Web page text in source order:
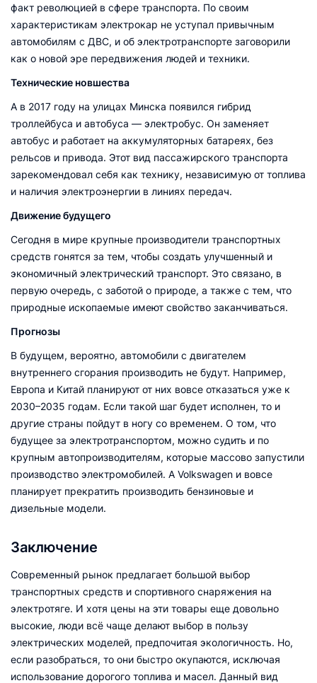
факт революцией в сфере транспорта. По своим
характеристикам электрокар не уступал привычным
автомобилям с ДВС, и об электротранспорте заговорили
как о новой эре передвижения людей и техники.
Технические новшества
А в 2017 году на улицах Минска появился гибрид
троллейбуса и автобуса — электробус. Он заменяет
автобус и работает на аккумуляторных батареях, без
рельсов и привода. Этот вид пассажирского транспорта
зарекомендовал себя как технику, независимую от топлива
и наличия электроэнергии в линиях передач.
Движение будущего
Сегодня в мире крупные производители транспортных
средств гонятся за тем, чтобы создать улучшенный и
экономичный электрический транспорт. Это связано, в
первую очередь, с заботой о природе, а также с тем, что
природные ископаемые имеют свойство заканчиваться.
Прогнозы
В будущем, вероятно, автомобили с двигателем
внутреннего сгорания производить не будут. Например,
Европа и Китай планируют от них вовсе отказаться уже к
2030–2035 годам. Если такой шаг будет исполнен, то и
другие страны пойдут в ногу со временем. О том, что
будущее за электротранспортом, можно судить и по
крупным автопроизводителям, которые массово запустили
производство электромобилей. А Volkswagen и вовсе
планирует прекратить производить бензиновые и
дизельные модели.
Заключение
Современный рынок предлагает большой выбор
транспортных средств и спортивного снаряжения на
электротяге. И хотя цены на эти товары еще довольно
высокие, люди всё чаще делают выбор в пользу
электрических моделей, предпочитая экологичность. Но,
если разобраться, то они быстро окупаются, исключая
использование дорогого топлива и масел. Данный вид